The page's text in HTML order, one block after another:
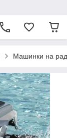
Машинки на